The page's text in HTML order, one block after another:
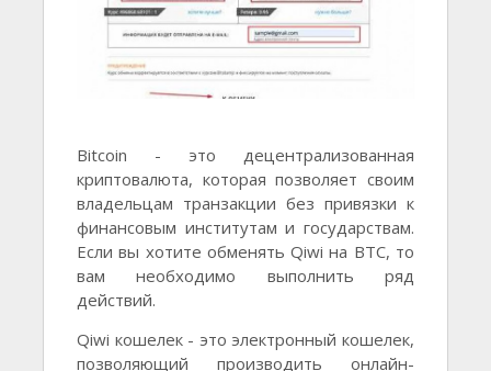
Bitcoin - это децентрализованная
криптовалюта, которая позволяет своим
владельцам транзакции без привязки к
финансовым институтам и государствам.
Если вы хотите обменять Qiwi на BTC, то
вам необходимо выполнить ряд
действий.
Qiwi кошелек - это электронный кошелек,
позволяющий производить онлайн-